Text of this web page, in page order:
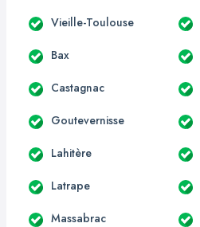
Vieille-Toulouse
Bax
Castagnac
Goutevernisse
Lahitère
Latrape
Massabrac